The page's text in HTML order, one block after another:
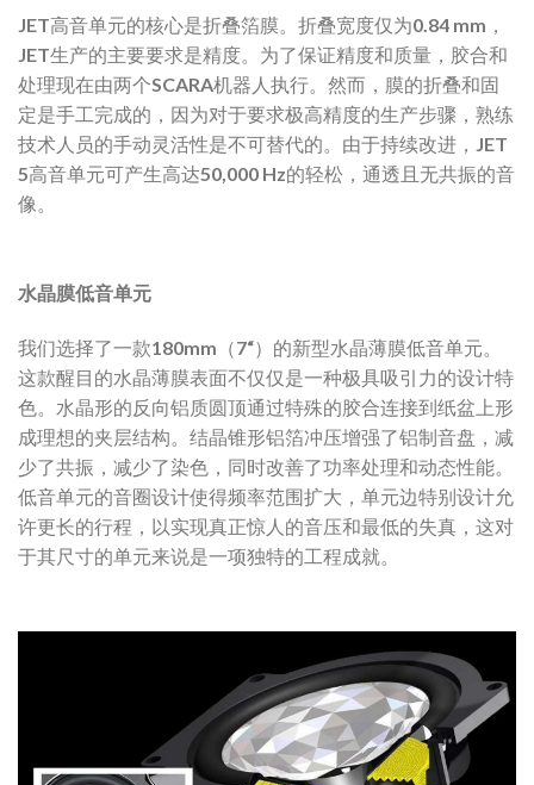
JET高音单元的核心是折叠箔膜。折叠宽度仅为0.84 mm，
JET生产的主要要求是精度。为了保证精度和质量，胶合和
处理现在由两个SCARA机器人执行。然而，膜的折叠和固
定是手工完成的，因为对于要求极高精度的生产步骤，熟练
技术人员的手动灵活性是不可替代的。由于持续改进，JET
5高音单元可产生高达50,000 Hz的轻松，通透且无共振的音
像。
水晶膜低音单元
我们选择了一款180mm（7“）的新型水晶薄膜低音单元。
这款醒目的水晶薄膜表面不仅仅是一种极具吸引力的设计特
色。水晶形的反向铝质圆顶通过特殊的胶合连接到纸盆上形
成理想的夹层结构。结晶锥形铝箔冲压增强了铝制音盘，减
少了共振，减少了染色，同时改善了功率处理和动态性能。
低音单元的音圈设计使得频率范围扩大，单元边特别设计允
许更长的行程，以实现真正惊人的音压和最低的失真，这对
于其尺寸的单元来说是一项独特的工程成就。